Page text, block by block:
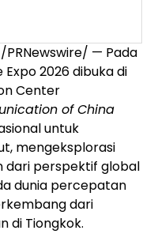
/PRNewswire/ — Pada
2026 dibuka di
Center
of China
untuk
mengeksplorasi
dari perspektif global
dunia percepatan
dari
di Tiongkok.